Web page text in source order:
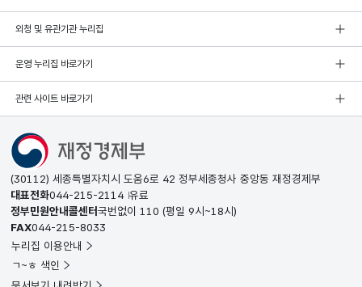
외청 및 유관기관 누리집
운영 누리집 바로가기
관련 사이트 바로가기
(30112) 세종특별자치시 도움6로 42 정부세종청사 중앙동 재정경제부
대표전화044-215-2114 유료
정부민원안내콜센터국번없이 110 (평일 9시~18시)
FAX044-215-8033
누리집 이용안내
ㄱ~ㅎ 색인